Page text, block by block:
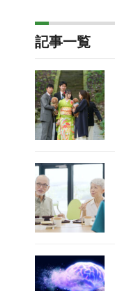
記事一覧